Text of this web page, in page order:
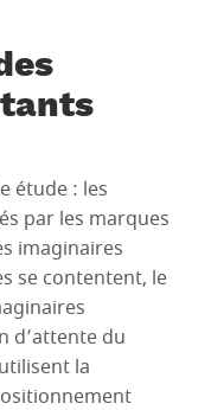
étude : les
par les marques
imaginaires
se contentent, le
d’attente du
la